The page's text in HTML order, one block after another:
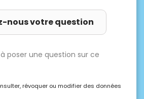
nous votre question
poser une question sur ce
révoquer ou modifier des données